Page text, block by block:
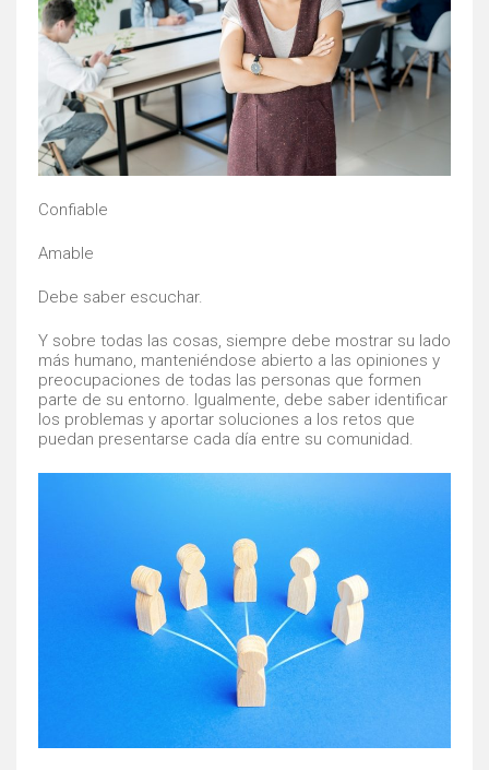
Confiable
Amable
Debe saber escuchar.
Y sobre todas las cosas, siempre debe mostrar su lado
más humano, manteniéndose abierto a las opiniones y
preocupaciones de todas las personas que formen
parte de su entorno. Igualmente, debe saber identificar
los problemas y aportar soluciones a los retos que
puedan presentarse cada día entre su comunidad.